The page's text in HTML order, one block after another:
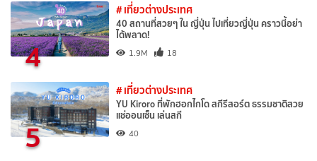
4
# เที่ยวต่างประเทศ
40 สถานที่สวยๆ ใน ญี่ปุ่น ไปเที่ยวญี่ปุ่น คราวนี้อย่า
ได้พลาด!
1.9M 18
5
# เที่ยวต่างประเทศ
YU Kiroro ที่พักฮอกไกโด สกีรีสอร์ต ธรรมชาติสวย
แช่ออนเซ็น เล่นสกี
40